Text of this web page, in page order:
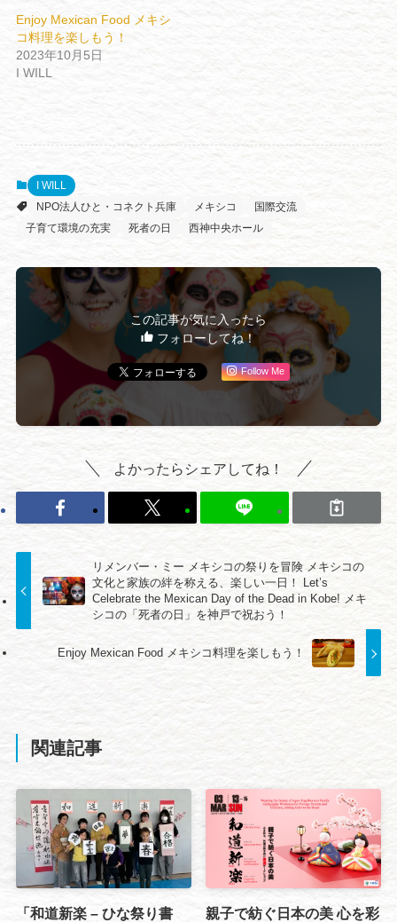
Enjoy Mexican Food メキシ
コ料理を楽しもう！
2023年10月5日
I WILL
I WILL
NPO法人ひと・コネクト兵庫
メキシコ
国際交流
子育て環境の充実
死者の日 西神中央ホール
この記事が気に入ったら
フォローしてね！
Follow Me
よかったらシェアしてね！
リメンバー・ミー メキシコの祭りを冒険 メキシコの
文化と家族の絆を称える、楽しい一日！ Let’s
Celebrate the Mexican Day of the Dead in Kobe! メキ
シコの「死者の日」を神戸で祝おう！
Enjoy Mexican Food メキシコ料理を楽しもう！
関連記事
「和道新楽 – ひな祭り書
親子で紡ぐ日本の美 心を彩